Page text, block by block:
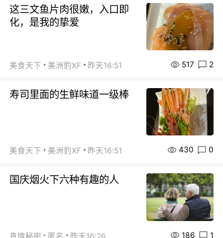
这三文鱼片肉很嫩，入口即
化，是我的挚爱
美食天下 美洲豹XF 昨天16:51 517 2
寿司里面的生鲜味道一级棒
美食天下 美洲豹XF 昨天16:51 430 0
国庆烟火下六种有趣的人
真情秘密 匿名 昨天16:26 186 1